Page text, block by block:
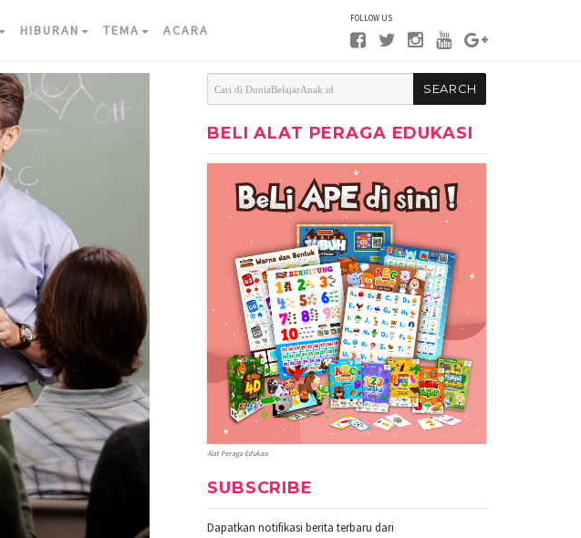
HIBURAN TEMA ACARA
FOLLOW US
BELI ALAT PERAGA EDUKASI
Alat Peraga Edukasi
SUBSCRIBE
Dapatkan notifikasi berita terbaru dari